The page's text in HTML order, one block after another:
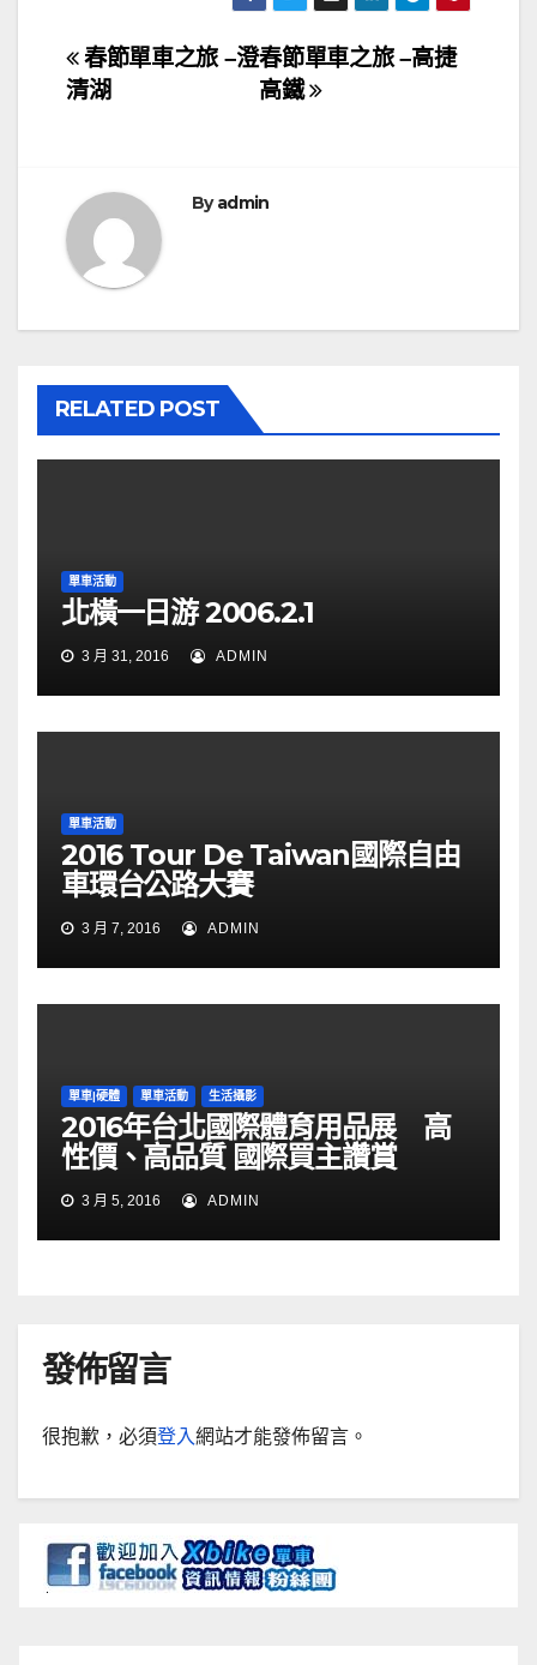
文
章
覽
春節單車之旅 –高捷
高鐵
春節單車之旅 –澄
清湖
Byadmin
RELATED POST
單車活動
北橫一日游 2006.2.1
3 月 31, 2016 ADMIN
單車活動
2016 Tour De Taiwan國際自由
車環台公路大賽
3 月 7, 2016 ADMIN
單車|硬體 單車活動 生活攝影
2016年台北國際體育用品展 高
性價、高品質 國際買主讚賞
3 月 5, 2016 ADMIN
發佈留言
很抱歉，必須登入網站才能發佈留言。